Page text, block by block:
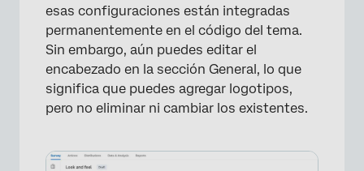
esas configuraciones están integradas
permanentemente en el código del tema.
Sin embargo, aún puedes editar el
encabezado en la sección General, lo que
significa que puedes agregar logotipos,
pero no eliminar ni cambiar los existentes.